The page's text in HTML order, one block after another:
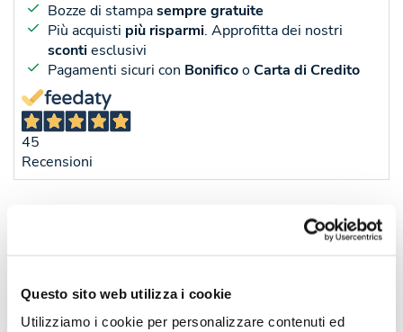
Questo sito web utilizza i cookie
Utilizziamo i cookie per personalizzare contenuti ed
Bozze di stampasempre gratuite
Più acquisti più risparmi. Approfitta dei nostri
scontiesclusivi
Pagamenti sicuri con BonificooCarta di Credito
45
Recensioni
*Prezzo €
Pezzi 100 -10%